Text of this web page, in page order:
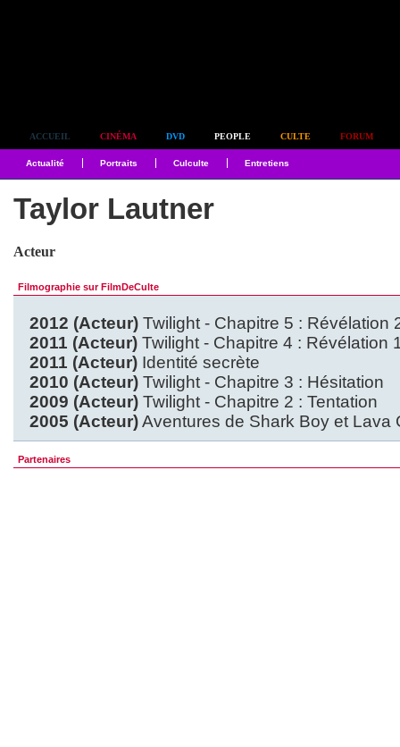
ACCUEIL CINÉMA DVD PEOPLE CULTE FORUM
Actualité Portraits Culculte Entretiens
Taylor Lautner
Acteur
Filmographie sur FilmDeCulte
2012 (Acteur) Twilight - Chapitre 5 : Révélation
2011 (Acteur) Twilight - Chapitre 4 : Révélation
2011 (Acteur) Identité secrète
2010 (Acteur) Twilight - Chapitre 3 : Hésitation
2009 (Acteur) Twilight - Chapitre 2 : Tentation
2005 (Acteur)Aventures de Shark Boy et Lava
Partenaires